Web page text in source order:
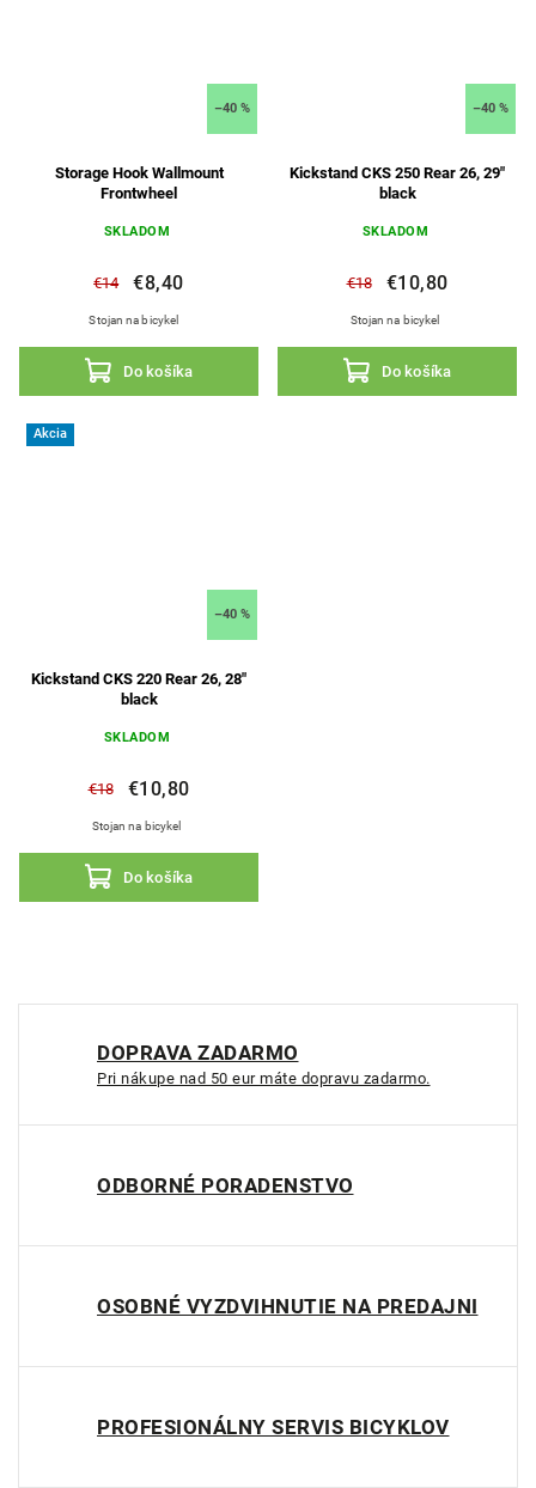
–40 %
Storage Hook Wallmount
Frontwheel
SKLADOM
€14 €8,40
Do košíka
Stojan na bicykel
–40 %
Kickstand CKS 250 Rear 26, 29"
black
SKLADOM
€18 €10,80
Do košíka
Stojan na bicykel
Akcia
–40 %
Kickstand CKS 220 Rear 26, 28"
black
SKLADOM
€18 €10,80
Do košíka
Stojan na bicykel
DOPRAVA ZADARMO
Pri nákupe nad 50 eur máte dopravu zadarmo.
ODBORNÉ PORADENSTVO
OSOBNÉ VYZDVIHNUTIE NA PREDAJNI
PROFESIONÁLNY SERVIS BICYKLOV